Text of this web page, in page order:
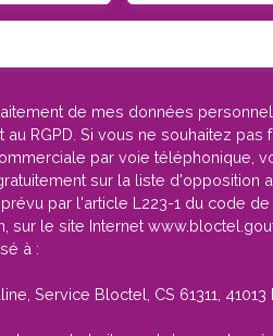
de mes données
au RGPD. Si vous ne souhaitez pas
par voie téléphonique,
sur la liste d'opposition
par l'article L223-1 du code de
sur le site Internet
à :
Service Bloctel, CS 61311, 41013